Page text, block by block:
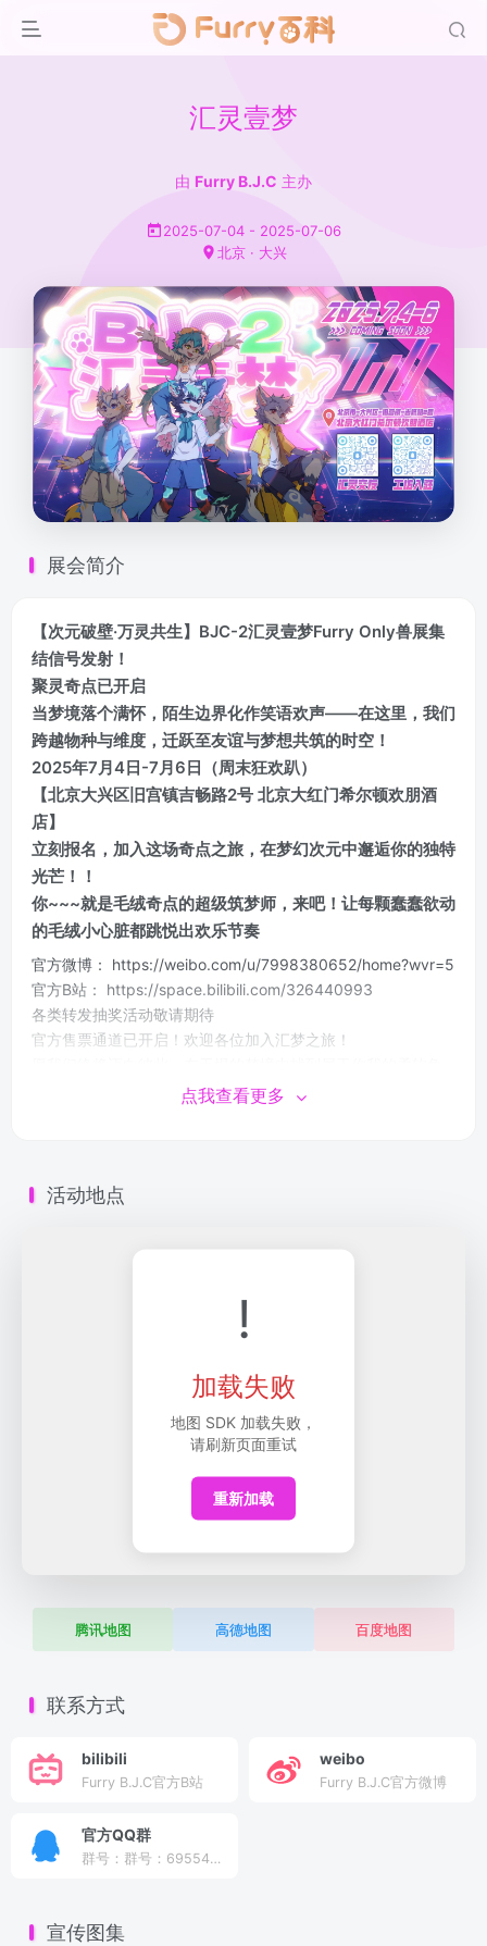
汇灵壹梦
由 Furry B.J.C 主办
2025-07-04 - 2025-07-06
北京 · 大兴
展会简介
【次元破壁·万灵共生】BJC-2汇灵壹梦Furry Only兽展集
结信号发射！
聚灵奇点已开启
当梦境落个满怀，陌生边界化作笑语欢声——在这里，我们
跨越物种与维度，迁跃至友谊与梦想共筑的时空！
2025年7月4日-7月6日（周末狂欢趴）
【北京大兴区旧宫镇吉畅路2号 北京大红门希尔顿欢朋酒
店】
立刻报名，加入这场奇点之旅，在梦幻次元中邂逅你的独特
光芒！！
你~~~就是毛绒奇点的超级筑梦师，来吧！让每颗蠢蠢欲动
的毛绒小心脏都跳悦出欢乐节奏
官方微博： https://weibo.com/u/7998380652/home?wvr=5
官方B站： https://space.bilibili.com/326440993
各类转发抽奖活动敬请期待
官方售票通道已开启！欢迎各位加入汇梦之旅！
点我查看更多
活动地点
!
加载失败
地图 SDK 加载失败，
请刷新页面重试
重新加载
腾讯地图 高德地图 百度地图
联系方式
bilibili
Furry B.J.C官方B站
weibo
Furry B.J.C官方微博
官方QQ群
群号：群号：695541841
宣传图集